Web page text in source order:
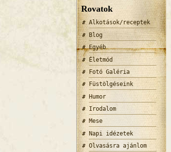
Rovatok
Alkotások/receptek
Blog
Egyéb
Életmód
Fotó Galéria
Füstölgéseink
Humor
Irodalom
Mese
Napi idézetek
Olvasásra ajánlom